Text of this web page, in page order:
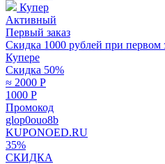
Купер
Активный
Первый заказ
Скидка 1000 рублей при первом
Купере
Скидка 50%
≈ 2000 Р
1000 Р
Промокод
glop0ouo8b
KUPONOED.RU
35%
СКИДКА